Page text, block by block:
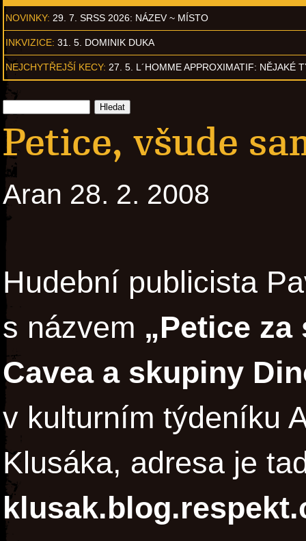
NOVINKY: 29. 7. SRSS 2026: NÁZEV ~ MÍSTO
INKVIZICE: 31. 5. DOMINIK DUKA
NEJCHYTŘEJŠÍ KECY: 27. 5. L´HOMME APPROXIMATIF: NĚJAKÉ
Petice, všude
Aran 28. 2. 2008
Hudební publicista
s názvem „Petice
Cavea a skupiny
v kulturním týdeníku
Klusáka, adresa je